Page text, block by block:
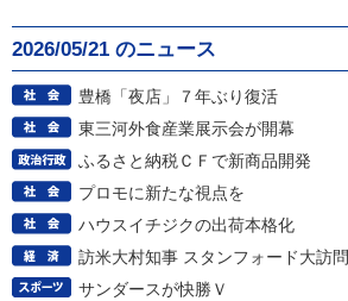
2026/05/21 のニュース
豊橋「夜店」７年ぶり復活
東三河外食産業展示会が開幕
ふるさと納税ＣＦで新商品開発
プロモに新たな視点を
ハウスイチジクの出荷本格化
訪米大村知事 スタンフォード大訪問
サンダースが快勝Ｖ